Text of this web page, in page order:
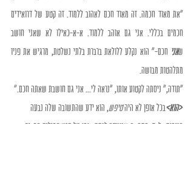
שאני
מתלהטות מבושה.
"תודה," ניסתה לקטוע אותו, "נראה לי... אני גם חושבת שאתה חכם."
<הוא>בכל אופן לא היה טיפש, הוא ידע שהתשובה שלה נבעה
מנימוס בלבד. מחמאה שנועדה לנחם אותו על פרץ המילים המביך.